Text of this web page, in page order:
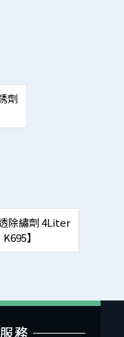
劑
除繡劑 4Liter
】